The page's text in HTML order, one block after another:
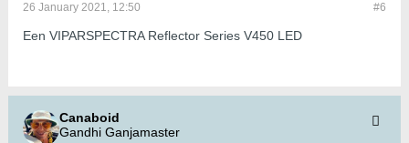
#6
26 January 2021, 12:50
Een VIPARSPECTRA Reflector Series V450 LED
Canaboid
Gandhi Ganjamaster